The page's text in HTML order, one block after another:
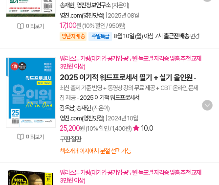
미리보기
송재현 영진정보연구소(지은이)
영진.com(영진닷컴) 2025년 08월
17,100원 (10% 할인 / 950원)
양탄자배송 주말특급 8월 10일 (월) 아침 7시 출근전 배송 변경
미리보기
워리스톤 키링(대기업·공기업·공무원 목표별 자격증 맞춤 추천 교재
3만원 이상)
2025 이기적 워드프로세서 필기 + 실기 올인원 -
최신 출제 기준 반영 + 동영상 강의 무료 제공 + CBT 온라인 문제
집 제공- 2025 이기적 워드프로세서
김옥남, 송재현 (지은이)
영진.com(영진닷컴) 2024년 10월
25,200원 (10% 할인 / 1,400원)
10.0
구판절판
책소개페이지에서 분철 선택 가능
워리스톤 키링(대기업·공기업·공무원 목표별 자격증 맞춤 추천 교재
3만원 이상)